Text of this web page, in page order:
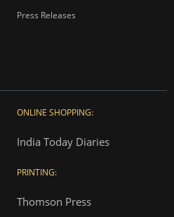
Press Releases
ONLINE SHOPPING:
India Today Diaries
PRINTING:
Thomson Press